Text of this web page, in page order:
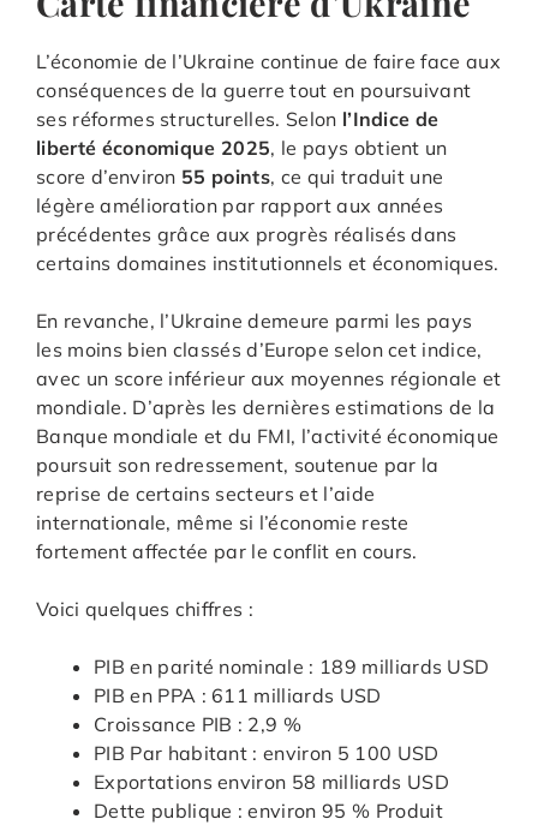
L’économie de l’Ukraine continue de faire face aux
conséquences de la guerre tout en poursuivant
ses réformes structurelles. Selon l’Indice de
liberté économique 2025, le pays obtient un
score d’environ 55 points, ce qui traduit une
légère amélioration par rapport aux années
précédentes grâce aux progrès réalisés dans
certains domaines institutionnels et économiques.
En revanche, l’Ukraine demeure parmi les pays
les moins bien classés d’Europe selon cet indice,
avec un score inférieur aux moyennes régionale et
mondiale. D’après les dernières estimations de la
Banque mondiale et du FMI, l’activité économique
poursuit son redressement, soutenue par la
reprise de certains secteurs et l’aide
internationale, même si l’économie reste
fortement affectée par le conflit en cours.
Voici quelques chiffres :
PIB en parité nominale : 189 milliards USD
PIB en PPA : 611 milliards USD
Croissance PIB : 2,9 %
PIB Par habitant : environ 5 100 USD
Exportations environ 58 milliards USD
Dette publique : environ 95 % Produit